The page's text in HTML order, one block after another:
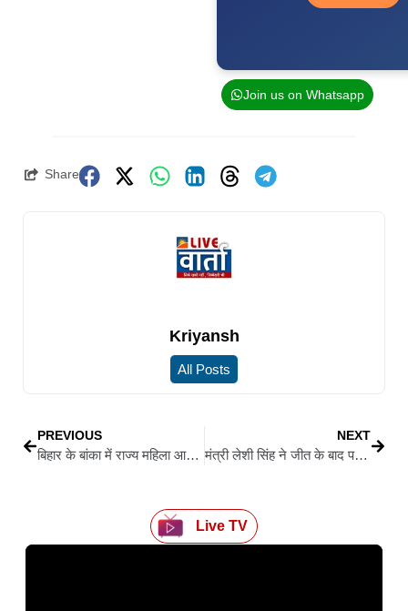
Join us on Whatsapp
Share
Kriyansh
All Posts
PREVIOUS
बिहार के बांका में राज्य महिला आयोग की पहल पर पीड़िता को मिला न्याय
NEXT
मंत्री लेशी सिंह ने जीत के बाद पहली बार पहुंची धमदाहा, मतदाताओं को दिया धन्यवाद
Live TV